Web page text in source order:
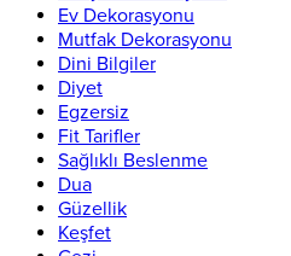
Ev Dekorasyonu
Mutfak Dekorasyonu
Dini Bilgiler
Diyet
Egzersiz
Fit Tarifler
Sağlıklı Beslenme
Dua
Güzellik
Keşfet